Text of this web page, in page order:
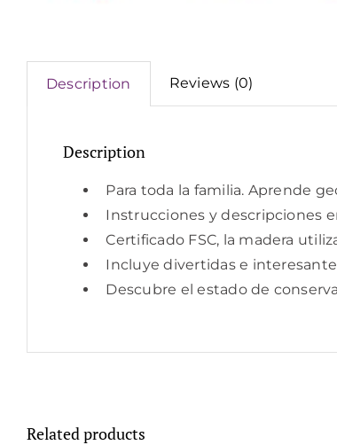
Description Reviews (0)
Description
Para toda la familia. Aprende
Instrucciones y descripciones
Certificado FSC, la madera
Incluye divertidas e
Descubre el estado de
Related products